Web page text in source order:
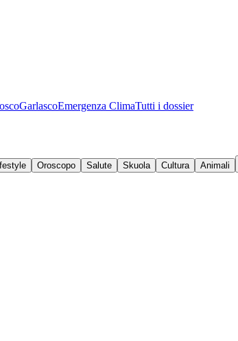
GarlascoEmergenza ClimaTutti i dossier
Oroscopo Salute Skuola Cultura Animali